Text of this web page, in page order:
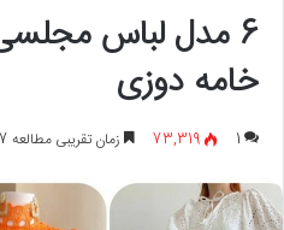
6 مدل لباس
خامه دوزی
1
73,319 زمان تقریبی مطالعه 7 دقیقه